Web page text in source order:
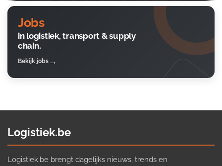
Jobs
in logistiek, transport & supply
chain.
Bekijk jobs
Logistiek.be
Logistiek.be brengt dagelijks nieuws, trends en